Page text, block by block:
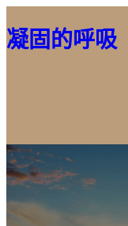
至
容
凝固的呼吸